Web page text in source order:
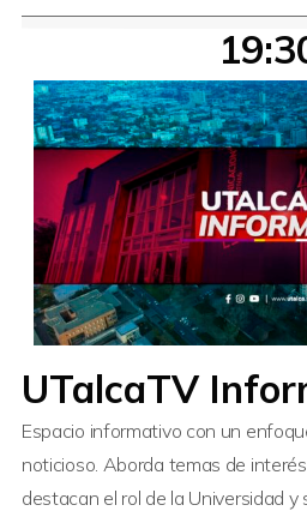
UTalcaTV
Espacio informativo con un
noticioso. Aborda temas de
destacan el rol de la Universidad y